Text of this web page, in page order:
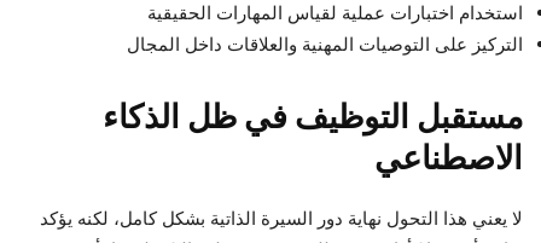
استخدام اختبارات عملية لقياس المهارات الحقيقية
التركيز على التوصيات المهنية والعلاقات داخل المجال
مستقبل التوظيف في ظل الذكاء
الاصطناعي
لا يعني هذا التحول نهاية دور السيرة الذاتية بشكل كامل، لكنه يؤكد